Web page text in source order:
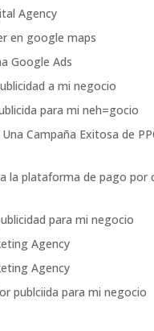
Agency
en google maps
Google Ads
a mi negocio
para mi neh=gocio
Campaña Exitosa de
la plataforma de pago por
para mi negocio
Agency
Agency
publciida para mi negocio